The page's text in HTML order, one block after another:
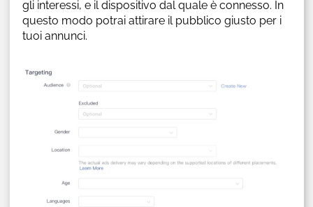
gli interessi, e il dispositivo dal quale è connesso. In
questo modo potrai attirare il pubblico giusto per i
tuoi annunci.